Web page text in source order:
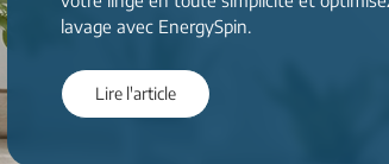
lavage avec EnergySpin.
Lire l'article